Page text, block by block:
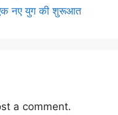
एक नए युग की शुरूआत
a comment.